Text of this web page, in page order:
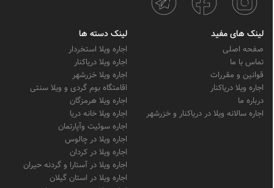
لینک های مفید
صفحه اصلی
تماس با ما
قوانین و مقررات
اجاره ویلا دریاکنار
درباره ما
اجاره سالانه ویلا در دریاکنار و خزرشهر
لینک دسته ها
اجاره ویلا استخردار
اجاره ویلا دریاکنار
اجاره ویلا خزرشهر
اقامتگاه بوم گردی و ویلا سنتی
اجاره ویلا هرمزگان
اجاره ویلا خانه دریا
اجاره سوئیت وآپارتمان
اجاره ویلا در چالوس
اجاره ویلا در کردان
اجاره ویلا در آستارا و گردنه حیران
اجاره ویلا در استان گیلان